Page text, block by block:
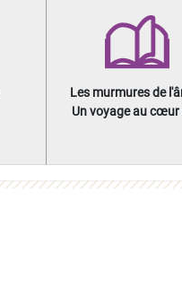
Les murmures de
Un voyage au cœur